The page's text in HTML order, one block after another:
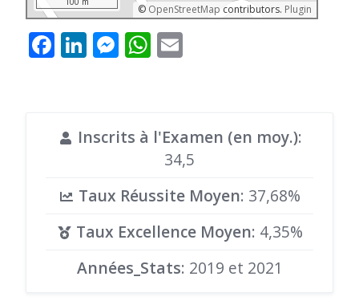
© OpenStreetMap contributors. Plugin
Facebook
LinkedIn
Messenger
WhatsApp
Inscrits à l'Examen (en moy.):
34,5
Taux Réussite Moyen: 37,68%
Taux Excellence Moyen: 4,35%
Années_Stats: 2019 et 2021